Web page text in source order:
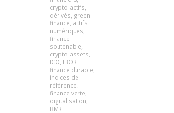
crypto-actifs
dérivés green
finance actifs
numériques
finance
soutenable
crypto-assets
ICO IBOR
finance durable
indices de
référence
finance verte
digitalisation
BMR